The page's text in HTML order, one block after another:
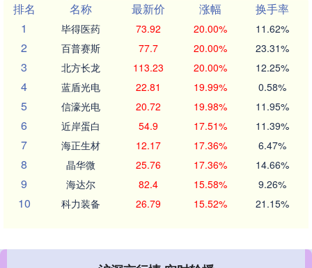
排名
名称 最新价 涨幅
换手率
1
毕得医药 73.92 20.00% 11.62%
2 百普赛斯 77.7 20.00% 23.31%
3 北方长龙 113.23 20.00% 12.25%
4 蓝盾光电 22.81 19.99% 0.58%
5 信濠光电 20.72 19.98% 11.95%
6 近岸蛋白 54.9 17.51% 11.39%
7 海正生材 12.17 17.36% 6.47%
8 晶华微 25.76 17.36% 14.66%
9 海达尔 82.4 15.58% 9.26%
10 科力装备 26.79 15.52% 21.15%